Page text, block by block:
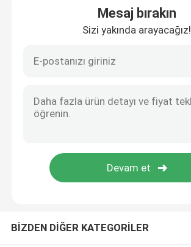
Mesaj bırakın
Sizi yakında arayacağız!
BİZDEN DİĞER KATEGORİLER